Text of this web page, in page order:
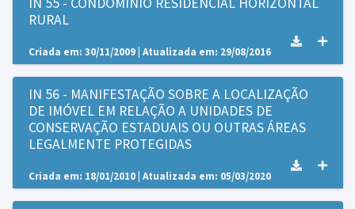
RURAL
Criada em: 30/11/2009 | Atualizada em: 29/08/2016
IN 56 - MANIFESTAÇÃO SOBRE A LOCALIZAÇÃO
DE IMÓVEL EM RELAÇÃO A UNIDADES DE
CONSERVAÇÃO ESTADUAIS OU OUTRAS ÁREAS
LEGALMENTE PROTEGIDAS
Criada em: 18/01/2010 | Atualizada em: 05/03/2020